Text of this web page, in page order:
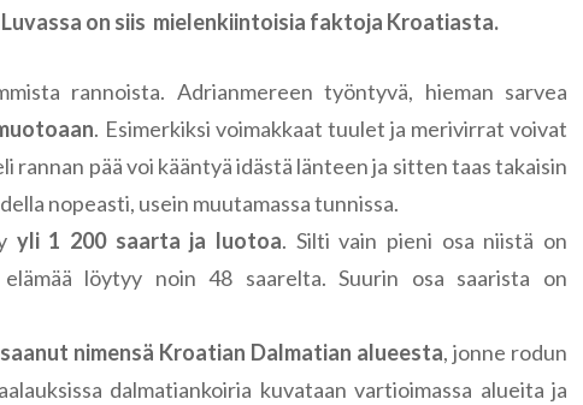
Reinebringen
Puola
Brasov
Bukarest
Sinaia
Ruotsi
Tukholma
Visby
Saksa
Berliini
Ljubljana
Färsaaret
Tšekki
on siis mielenkiintoisia faktoja Kroatiasta.
rannoista. Adrianmereen työntyvä, hieman sarvea
. Esimerkiksi voimakkaat tuulet ja merivirrat voivat
rannan pää voi kääntyä idästä länteen ja sitten taas takaisin
nopeasti, usein muutamassa tunnissa.
yli 1 200 saarta ja luotoa. Silti vain pieni osa niistä on
löytyy noin 48 saarelta. Suurin osa saarista on
nimensä Kroatian Dalmatian alueesta, jonne rodun
dalmatiankoiria kuvataan vartioimassa alueita ja